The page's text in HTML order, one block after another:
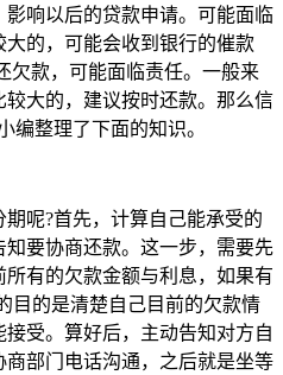
响以后的贷款申请。可能面临
的，可能会收到银行的催款
欠款，可能面临责任。一般来
大的，建议按时还款。那么信
编整理了下面的知识。
呢?首先，计算自己能承受的
要协商还款。这一步，需要先
有的欠款金额与利息，如果有
目的是清楚自己目前的欠款情
受。算好后，主动告知对方自
部门电话沟通，之后就是坐等